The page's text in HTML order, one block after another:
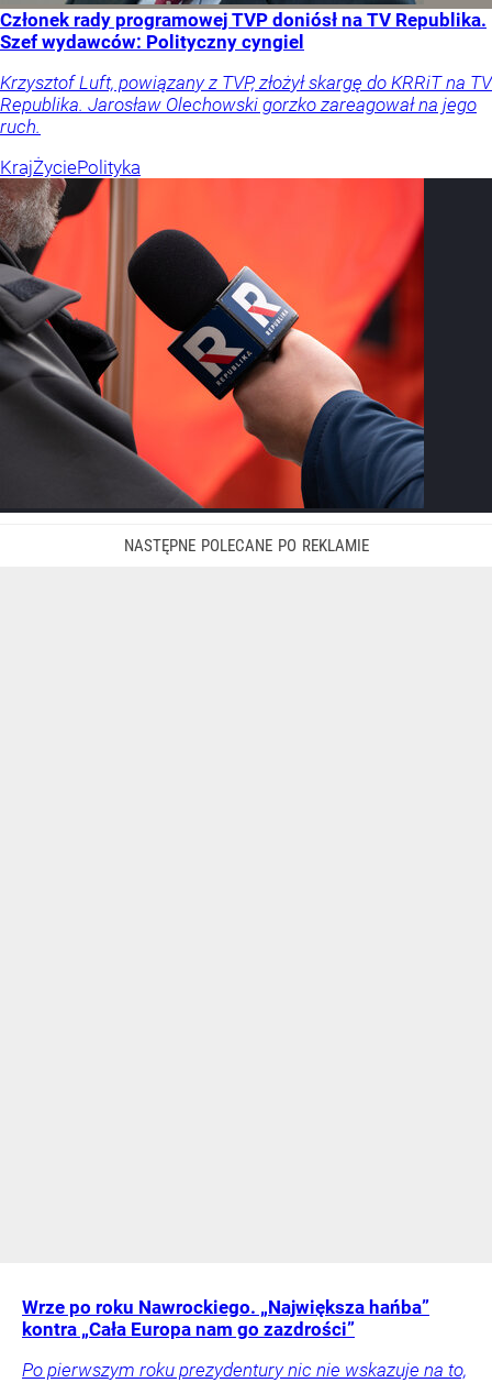
Członek rady programowej TVP doniósł na TV Republika.
Szef wydawców: Polityczny cyngiel
Krzysztof Luft, powiązany z TVP, złożył skargę do KRRiT na TV
Republika. Jarosław Olechowski gorzko zareagował na jego
ruch.
KrajŻyciePolityka
Wrze po roku Nawrockiego. „Największa hańba”
kontra „Cała Europa nam go zazdrości”
Po pierwszym roku prezydentury nic nie wskazuje na to,